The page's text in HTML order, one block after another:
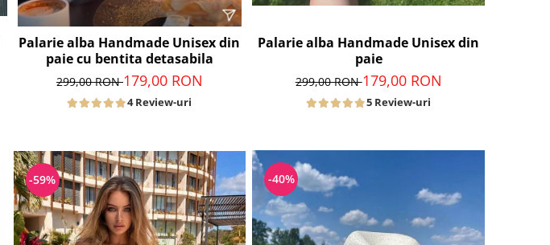
Palarie alba Handmade Unisex din
paie cu bentita detasabila
299,00 RON179,00 RON
4 Review-uri
Palarie alba Handmade Unisex din
paie
299,00 RON179,00 RON
5 Review-uri
-59% -40%